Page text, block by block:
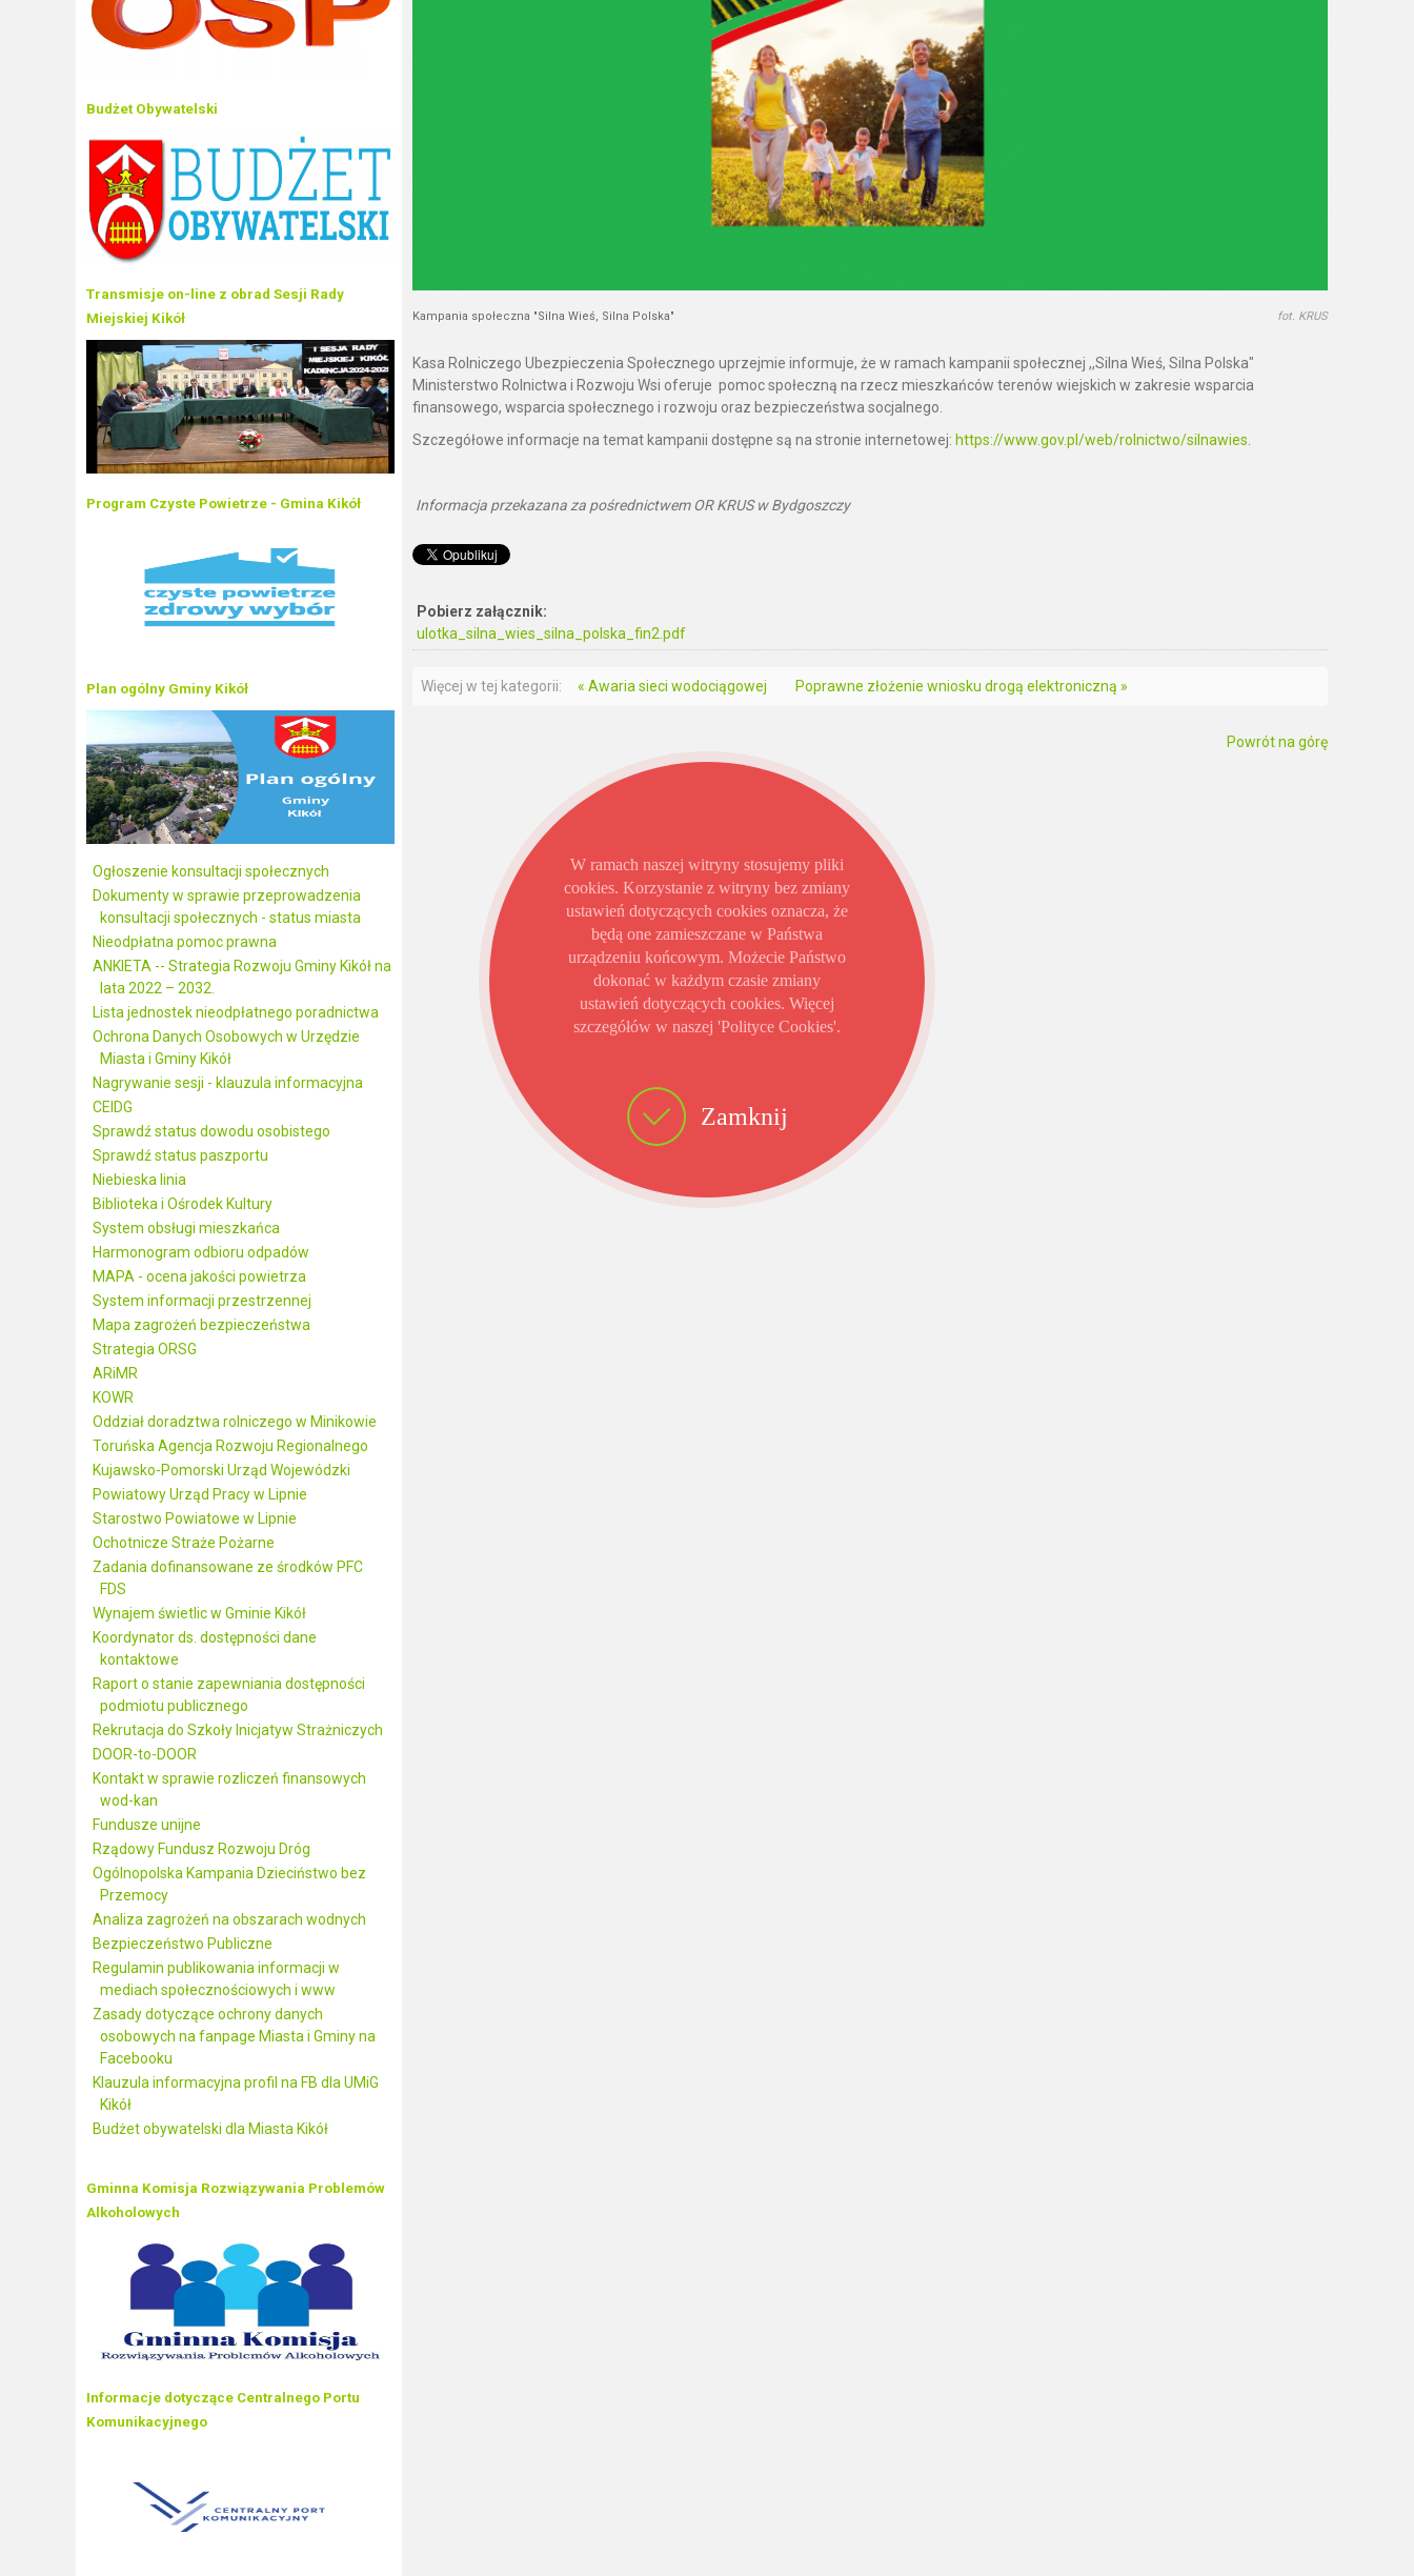
Budżet Obywatelski
Transmisje on-line z obrad Sesji Rady
Miejskiej Kikół
Program Czyste Powietrze - Gmina Kikół
Plan ogólny Gminy Kikół
Ogłoszenie konsultacji społecznych
Dokumenty w sprawie przeprowadzenia
konsultacji społecznych - status miasta
Nieodpłatna pomoc prawna
ANKIETA -- Strategia Rozwoju Gminy Kikół na
lata 2022 – 2032.
Lista jednostek nieodpłatnego poradnictwa
Ochrona Danych Osobowych w Urzędzie
Miasta i Gminy Kikół
Nagrywanie sesji - klauzula informacyjna
CEIDG
Sprawdź status dowodu osobistego
Sprawdź status paszportu
Niebieska linia
Biblioteka i Ośrodek Kultury
System obsługi mieszkańca
Harmonogram odbioru odpadów
MAPA - ocena jakości powietrza
System informacji przestrzennej
Mapa zagrożeń bezpieczeństwa
Strategia ORSG
ARiMR
KOWR
Oddział doradztwa rolniczego w Minikowie
Toruńska Agencja Rozwoju Regionalnego
Kujawsko-Pomorski Urząd Wojewódzki
Powiatowy Urząd Pracy w Lipnie
Starostwo Powiatowe w Lipnie
Ochotnicze Straże Pożarne
Zadania dofinansowane ze środków PFC
FDS
Wynajem świetlic w Gminie Kikół
Koordynator ds. dostępności dane
kontaktowe
Raport o stanie zapewniania dostępności
podmiotu publicznego
Rekrutacja do Szkoły Inicjatyw Strażniczych
DOOR-to-DOOR
Kontakt w sprawie rozliczeń finansowych
wod-kan
Fundusze unijne
Rządowy Fundusz Rozwoju Dróg
Ogólnopolska Kampania Dzieciństwo bez
Przemocy
Analiza zagrożeń na obszarach wodnych
Bezpieczeństwo Publiczne
Regulamin publikowania informacji w
mediach społecznościowych i www
Zasady dotyczące ochrony danych
osobowych na fanpage Miasta i Gminy na
Facebooku
Klauzula informacyjna profil na FB dla UMiG
Kikół
Budżet obywatelski dla Miasta Kikół
Gminna Komisja Rozwiązywania Problemów
Alkoholowych
Informacje dotyczące Centralnego Portu
Komunikacyjnego
Kampania społeczna "Silna Wieś, Silna Polska" fot. KRUS
Kasa Rolniczego Ubezpieczenia Społecznego uprzejmie informuje, że w ramach kampanii społecznej ,,Silna Wieś, Silna Polska"
Ministerstwo Rolnictwa i Rozwoju Wsi oferuje pomoc społeczną na rzecz mieszkańców terenów wiejskich w zakresie wsparcia
finansowego, wsparcia społecznego i rozwoju oraz bezpieczeństwa socjalnego.
Szczegółowe informacje na temat kampanii dostępne są na stronie internetowej: https://www.gov.pl/web/rolnictwo/silnawies.
Informacja przekazana za pośrednictwem OR KRUS w Bydgoszczy
Pobierz załącznik:
ulotka_silna_wies_silna_polska_fin2.pdf
Więcej w tej kategorii: « Awaria sieci wodociągowej Poprawne złożenie wniosku drogą elektroniczną »
Powrót na górę
Zamknij
W ramach naszej witryny stosujemy pliki
cookies. Korzystanie z witryny bez zmiany
ustawień dotyczących cookies oznacza, że
będą one zamieszczane w Państwa
urządzeniu końcowym. Możecie Państwo
dokonać w każdym czasie zmiany
ustawień dotyczących cookies. Więcej
szczegółów w naszej 'Polityce Cookies'.